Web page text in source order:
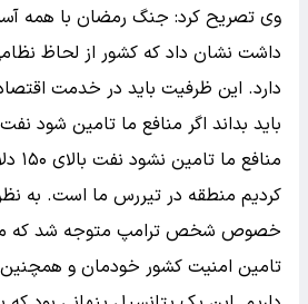
وی تصریح کرد: جنگ رمضان با همه
داشت نشان داد که کشور از لحاظ
دارد. این ظرفیت باید در خدمت اقتصاد
کردیم منطقه در تیررس ما است. به
خصوص شخص ترامپ متوجه شد که ما
تامین امنیت کشور خودمان و